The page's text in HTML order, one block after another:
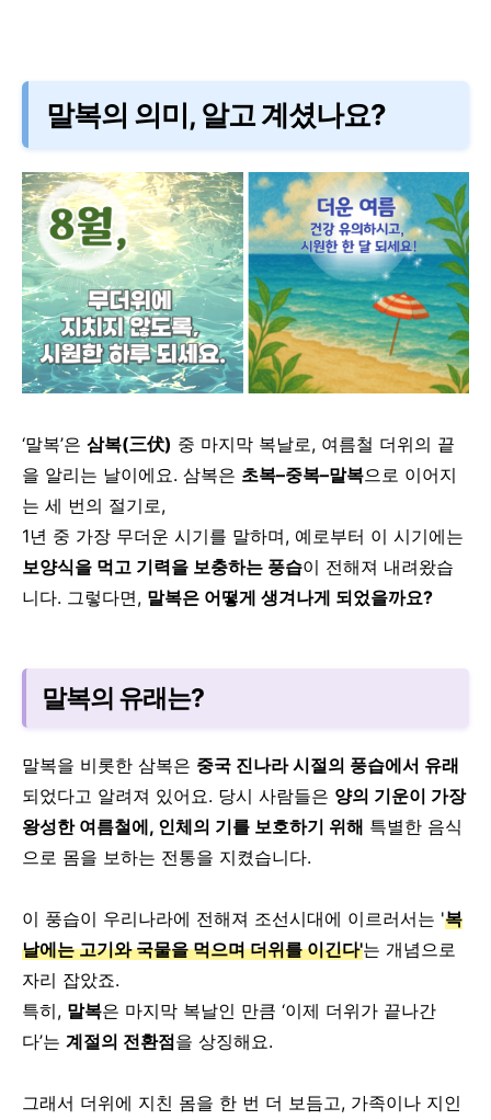
말복의 의미, 알고 계셨나요?
‘말복’은 삼복(三伏) 중 마지막 복날로, 여름철 더위의 끝
을 알리는 날이에요. 삼복은 초복–중복–말복으로 이어지
는 세 번의 절기로,
1년 중 가장 무더운 시기를 말하며, 예로부터 이 시기에는
보양식을 먹고 기력을 보충하는 풍습이 전해져 내려왔습
니다. 그렇다면, 말복은 어떻게 생겨나게 되었을까요?
말복의 유래는?
말복을 비롯한 삼복은 중국 진나라 시절의 풍습에서 유래
되었다고 알려져 있어요. 당시 사람들은 양의 기운이 가장
왕성한 여름철에, 인체의 기를 보호하기 위해 특별한 음식
으로 몸을 보하는 전통을 지켰습니다.
이 풍습이 우리나라에 전해져 조선시대에 이르러서는 '복
날에는 고기와 국물을 먹으며 더위를 이긴다'는 개념으로
자리 잡았죠.
특히, 말복은 마지막 복날인 만큼 ‘이제 더위가 끝나간
다’는 계절의 전환점을 상징해요.
그래서 더위에 지친 몸을 한 번 더 보듬고, 가족이나 지인